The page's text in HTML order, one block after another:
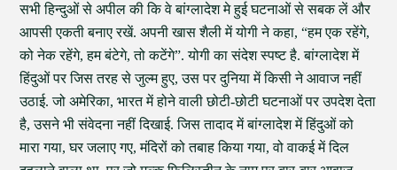
सभी हिन्दुओं से अपील की कि वे बांग्लादेश मे हुई घटनाओं से सबक लें और
आपसी एकती बनाए रखें. अपनी खास शैली में योगी ने कहा, “हम एक रहेंगे,
को नेक रहेंगे, हम बंटेगे, तो कटेंगे”. योगी का संदेश स्पष्ट है. बांग्लादेश में
हिंदुओं पर जिस तरह से जुल्म हुए, उस पर दुनिया में किसी ने आवाज नहीं
उठाई. जो अमेरिका, भारत में होने वाली छोटी-छोटी घटनाओं पर उपदेश देता
है, उसने भी संवेदना नहीं दिखाई. जिस तादाद में बांग्लादेश में हिंदुओं को
मारा गया, घर जलाए गए, मंदिरों को तबाह किया गया, वो वाकई में दिल